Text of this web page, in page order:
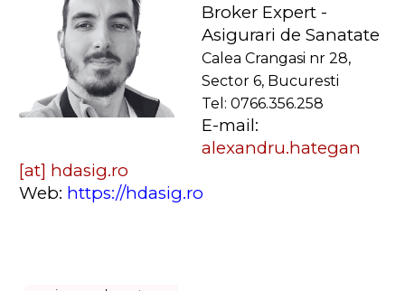
Broker Expert -
Asigurari de Sanatate
Calea Crangasi nr 28,
Sector 6, Bucuresti
Tel: 0766.356.258
E-mail:
alexandru.hategan
[at] hdasig.ro
Web: https://hdasig.ro